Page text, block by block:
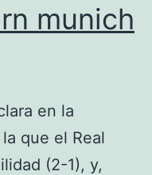
munich
en la
que el Real
(2-1), y,